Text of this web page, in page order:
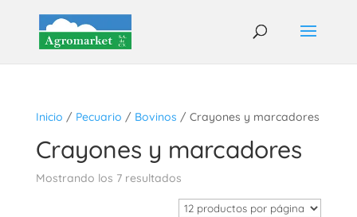
Inicio / Pecuario / Bovinos / Crayones y marcadores
Crayones y marcadores
Mostrando los 7 resultados